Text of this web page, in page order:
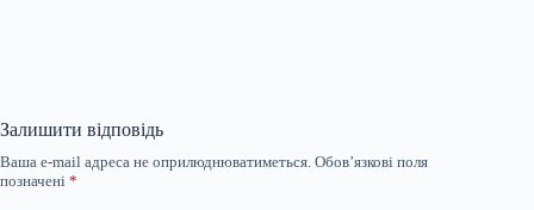
Залишити відповідь
Ваша e-mail адреса не оприлюднюватиметься. Обов’язкові поля
позначені *